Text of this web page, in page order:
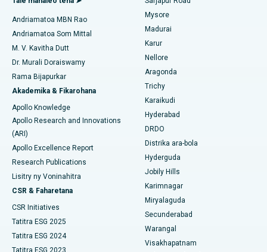
Mitadiava Dokotera Jeneraly
Mitadiava Psikology
Mitadiava mpandidy ankapobeny
Hopitaly tsara indrindra ao Gandhinagar, Ahmedabad
Hopitaly tsara indrindra ao Aragonda, Andhra Pradesh
Hopitaly tsara indrindra ao amin'ny Bannerghatta Road,
Bangalore
Hopitaly tsara indrindra ao amin'ny Unit-15, Bhubaneswar
Hopitaly tsara indrindra ao amin'ny Seepat Road, Bilaspur
Hopitaly tsara indrindra ao Ellisbridge, Ahmedabad
Hopitaly tsara indrindra ao New Delhi
Hopitaly tsara indrindra ao amin'ny DRDO, Hyderabad
Hopitaly tsara indrindra ao amin'ny GS Road, Guwahati
Hopitaly tsara indrindra ao Hyderguda, Hyderabad
Embolization ny lalan-dra
Cystectomy ovarian
Fandidiana homamiadana amin'ny nono
Brachytherapy
Colonoscopy
Polypectomy
Fampiroboroboana ny ati-doha
Dialyse peritoneal
Biopsy voa
Parathyroidectomy
Andriamatoa MBN Rao
Andriamatoa Som Mittal
M. V. Kavitha Dutt
Dr. Murali Doraiswamy
Rama Bijapurkar
Akademika & Fikarohana
Apollo Knowledge
Apollo Research and Innovations
(ARI)
Apollo Excellence Report
Research Publications
Lisitry ny Voninahitra
CSR & Faharetana
CSR Initiatives
Tatitra ESG 2025
Tatitra ESG 2024
Mysore
Madurai
Karur
Nellore
Aragonda
Trichy
Karaikudi
Hyderabad
DRDO
Distrika ara-bola
Hyderguda
Jobily Hills
Karimnagar
Miryalaguda
Secunderabad
Warangal
Visakhapatnam